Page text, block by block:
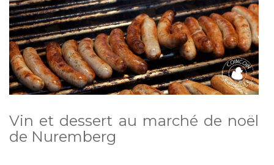
Vin et dessert au marché de noël
de Nuremberg